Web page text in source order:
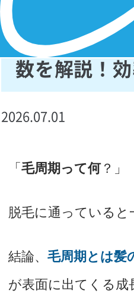
毛周期とは
数を解説！
2026.07.01
「 毛周期って何？」
脱毛に通っている
結論、 毛周期とは髪
が表面に出てくる